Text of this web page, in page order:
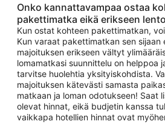
Onko kannattavampaa ostaa
pakettimatka eikä erikseen
Kun ostat kohteen pakettimatkan,
Kun varaat pakettimatkan sen sijaan
majoituksen erikseen vältyt
lomamatkasi suunnittelu on helppoa
tarvitse huolehtia yksityiskohdista.
majoituksen kätevästi samasta
matkaan ja loman odotukseen! Saat
olevat hinnat, eikä budjetin kanssa
vaikkapa hotellien hinnat ovat